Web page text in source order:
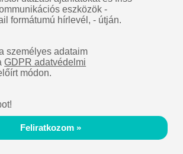
eszközök -
formátumú hírlevél, - útján.
személyes adataim
GDPR adatvédelmi
módon.
Feliratkozom »